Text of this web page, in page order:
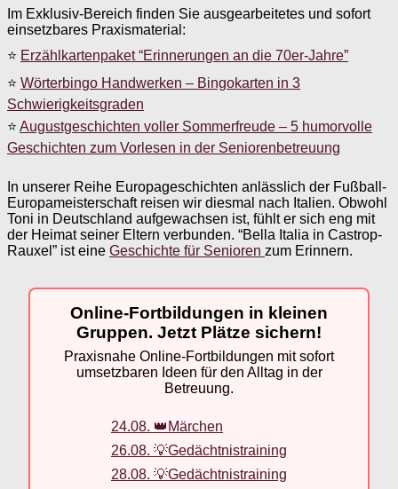
Im Exklusiv-Bereich finden Sie ausgearbeitetes und sofort
einsetzbares Praxismaterial:
⭐ Erzählkartenpaket “Erinnerungen an die 70er-Jahre”
⭐ Wörterbingo Handwerken – Bingokarten in 3
Schwierigkeitsgraden
⭐ Augustgeschichten voller Sommerfreude – 5 humorvolle
Geschichten zum Vorlesen in der Seniorenbetreuung
In unserer Reihe Europageschichten anlässlich der Fußball-
Europameisterschaft reisen wir diesmal nach Italien. Obwohl
Toni in Deutschland aufgewachsen ist, fühlt er sich eng mit
der Heimat seiner Eltern verbunden. “Bella Italia in Castrop-
Rauxel” ist eine Geschichte für Senioren zum Erinnern.
Online-Fortbildungen in kleinen
Gruppen. Jetzt Plätze sichern!
Praxisnahe Online-Fortbildungen mit sofort
umsetzbaren Ideen für den Alltag in der
Betreuung.
24.08. 👑Märchen
26.08. 💡Gedächtnistraining
28.08. 💡Gedächtnistraining